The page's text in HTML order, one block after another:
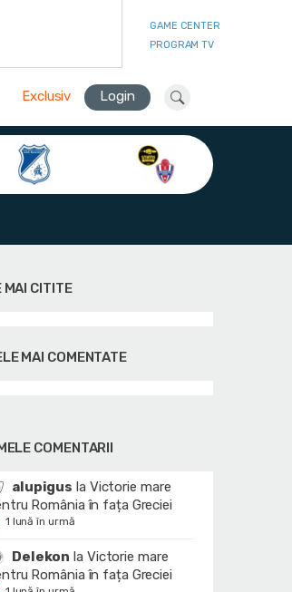
GAME CENTER
PROGRAM TV
Exclusiv Login
MAI CITITE
MAI COMENTATE
COMENTARII
alupigus la Victorie mare
România în fața Greciei
1 lună în urmă
Delekon la Victorie mare
România în fața Greciei